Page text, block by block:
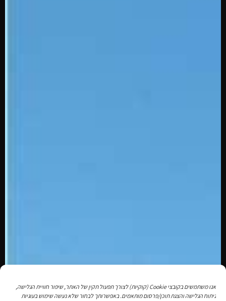
אנו משתמשים בקובצי Cookie (קוקיות) לצורך תפעול תקין של האתר, שיפור חוויית הגלישה,
ניתוח הגלישה והצגת תוכן/פרסום מותאמים. באפשרותך לבחור שלא נעשה שימוש בעוגיות